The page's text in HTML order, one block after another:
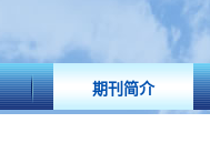
期刊简介